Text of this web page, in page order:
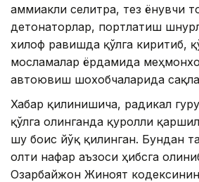
аммиакли селитра, тез ёнувчи
детонаторлар, портлатиш
хилоф равишда қўлга киритиб,
мосламалар ёрдамида
автоювиш шохобчаларида
Хабар қилинишича, радикал
қўлга олинганда қуролли
шу боис йўқ қилинган. Бундан
олти нафар аъзоси ҳибсга
Озарбайжон Жиноят